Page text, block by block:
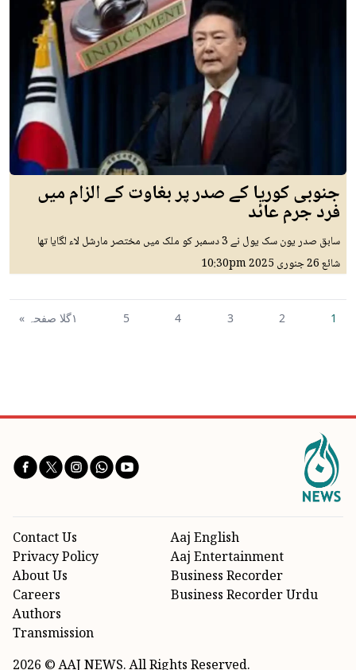
جنوبی کوریا کے صدر پر بغاوت کے الزام میں
فرد جرم عائد
سابق صدر یون سک یول نے 3 دسمبر کو ملک میں مختصر مارشل لاء لگایا تھا
شائع26 جنوری 2025 10:30pm
1
2
3
4
5 ١گلا صفحہ »
Aaj English
Aaj Entertainment
Business Recorder
Business Recorder Urdu
Contact Us
Privacy Policy
About Us
Careers
Authors
Transmission